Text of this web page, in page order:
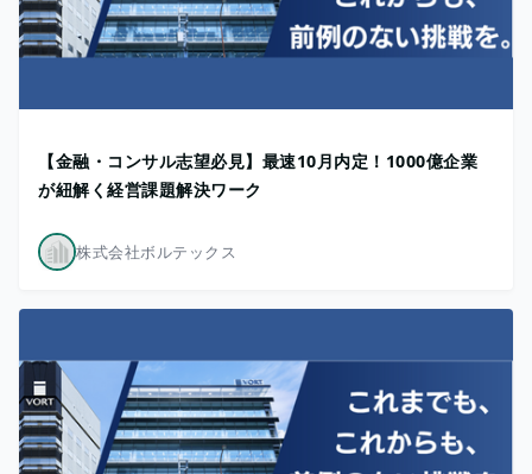
【金融・コンサル志望必見】最速10月内定！1000億企業
が紐解く経営課題解決ワーク
株式会社ボルテックス